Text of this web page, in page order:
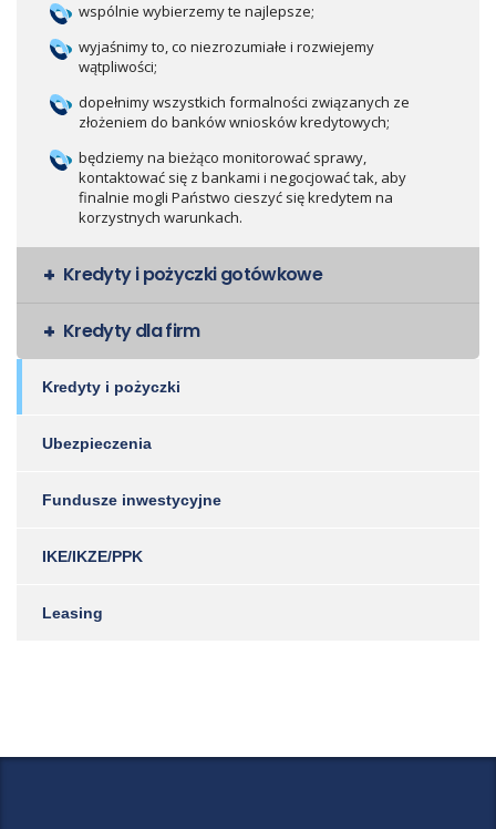
wspólnie wybierzemy te najlepsze;
wyjaśnimy to, co niezrozumiałe i rozwiejemy
wątpliwości;
dopełnimy wszystkich formalności związanych ze
złożeniem do banków wniosków kredytowych;
będziemy na bieżąco monitorować sprawy,
kontaktować się z bankami i negocjować tak, aby
finalnie mogli Państwo cieszyć się kredytem na
korzystnych warunkach.
Kredyty i pożyczki gotówkowe
Kredyty dla firm
Kredyty i pożyczki
Ubezpieczenia
Fundusze inwestycyjne
IKE/IKZE/PPK
Leasing